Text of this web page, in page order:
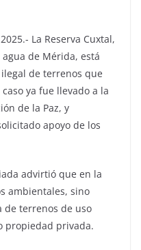
La Reserva Cuxtal,
de Mérida, está
de terrenos que
ya fue llevado a la
de la Paz, y
apoyo de los
advirtió que en la
ambientales, sino
de terrenos de uso
propiedad privada.